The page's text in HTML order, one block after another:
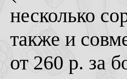
несколько
также и
от 260 р. за